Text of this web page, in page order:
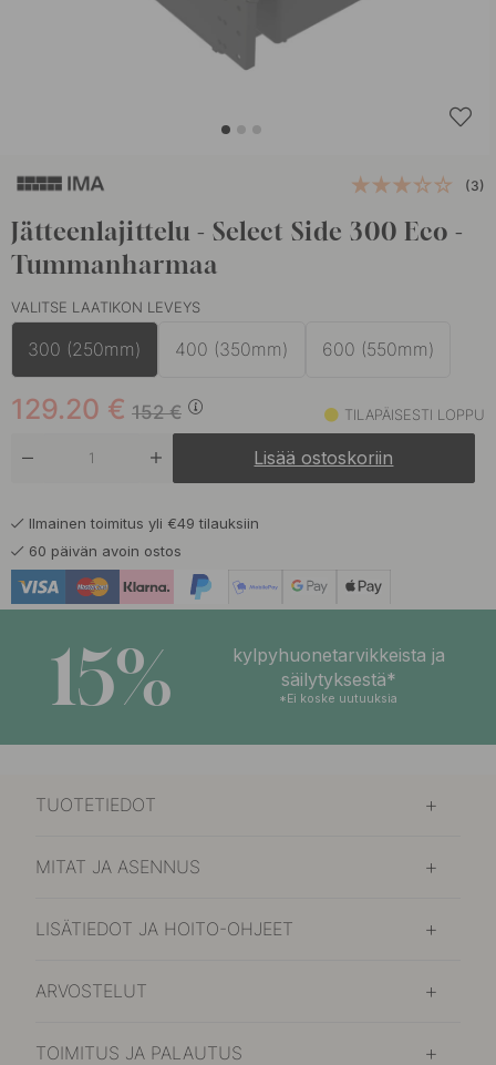
(3)
Jätteenlajittelu - Select Side 300 Eco -
Tummanharmaa
VALITSE LAATIKON LEVEYS
300 (250mm) 400 (350mm) 600 (550mm)
152€
129.20 € TILAPÄISESTI LOPPU
Lisää ostoskoriin
Ilmainen toimitus yli €49 tilauksiin
60 päivän avoin ostos
15%
kylpyhuonetarvikkeista ja
säilytyksestä*
*Ei koske uutuuksia
TUOTETIEDOT
MITAT JA ASENNUS
LISÄTIEDOT JA HOITO-OHJEET
ARVOSTELUT
TOIMITUS JA PALAUTUS